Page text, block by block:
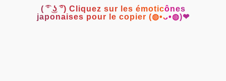
( ͡° ͜ʖ ͡°) Cliquez sur les émoticônes
japonaises pour le copier (◍•ᴗ•◍)❤